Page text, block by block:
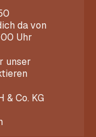
da von
Uhr
unser
& Co. KG